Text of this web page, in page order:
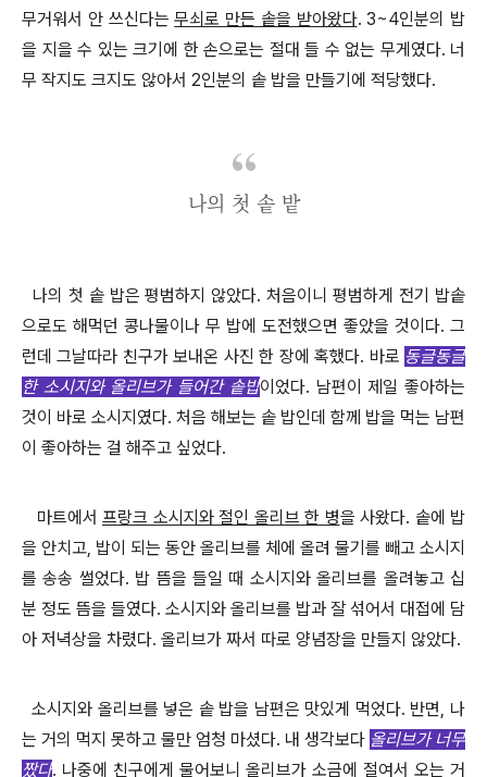
무거워서 안 쓰신다는무쇠로 만든 솥을 받아왔다. 3~4인분의 밥
을 지을 수 있는 크기에 한 손으로는 절대 들 수 없는 무게였다. 너
무 작지도 크지도 않아서 2인분의 솥 밥을 만들기에 적당했다.
나의 첫 솥 밭
나의 첫 솥 밥은 평범하지 않았다.처음이니 평범하게 전기 밥솥
으로도 해먹던 콩나물이나 무 밥에 도전했으면 좋았을 것이다. 그
런데 그날따라 친구가 보내온 사진 한 장에 혹했다. 바로 동글동글
한 소시지와 올리브가 들어간 솥밥이었다. 남편이 제일 좋아하는
것이 바로 소시지였다. 처음 해보는 솥 밥인데 함께 밥을 먹는 남편
이 좋아하는 걸 해주고 싶었다.
마트에서 프랑크 소시지와 절인 올리브 한 병을 사왔다. 솥에 밥
을 안치고 밥이 되는 동안 올리브를 체에 올려 물기를 빼고 소시지
를 송송 썰었다. 밥 뜸을 들일 때 소시지와 올리브를 올려놓고 십
분 정도 뜸을 들였다. 소시지와 올리브를 밥과 잘 섞어서 대접에 담
아 저녁상을 차렸다. 올리브가 짜서 따로 양념장을 만들지 않았다.
소시지와 올리브를 넣은 솥 밥을 남편은 맛있게 먹었다. 반면, 나
는 거의 먹지 못하고 물만 엄청 마셨다. 내 생각보다 올리브가 너무
짰다. 나중에 친구에게 물어보니 올리브가 소금에 절여서 오는 거